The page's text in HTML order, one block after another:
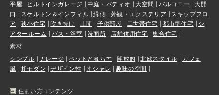
平屋
ビルトインガレージ 中庭・パティオ 大空間 バルコニー
大開
口
スケルトン＆インフィル 縁側 外観・エクステリア
スキップフロ
ア
狭小住宅 吹き抜け 土間 子供部屋 二世帯住宅 都市型住宅
シ
アタールーム
バス・浴室 洗面所 店舗併用住宅
集合住宅
素材
シンプル
ガレージ ペットと暮らす 開放的 北欧スタイル
カフェ
風
和モダン デザイン性 オシャレ 趣味の空間
住まい方コンテンツ